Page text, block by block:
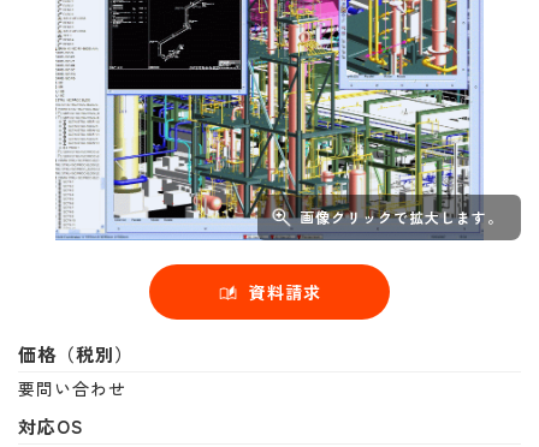
画像クリックで拡大します。
資料請求
価格（税別）
要問い合わせ
対応OS